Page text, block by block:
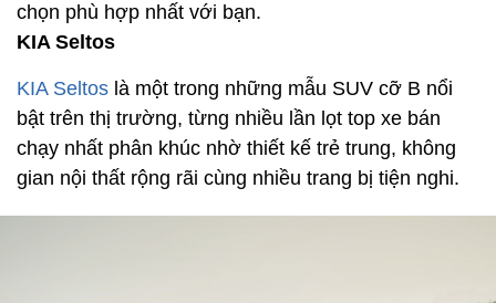
chọn phù hợp nhất với bạn.
KIA Seltos
KIA Seltos là một trong những mẫu SUV cỡ B nổi
bật trên thị trường, từng nhiều lần lọt top xe bán
chạy nhất phân khúc nhờ thiết kế trẻ trung, không
gian nội thất rộng rãi cùng nhiều trang bị tiện nghi.